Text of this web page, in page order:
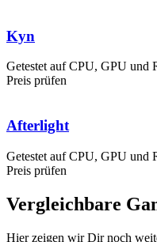
Kyn
Getestet auf CPU, GPU und
Preis prüfen
Afterlight
Getestet auf CPU, GPU und
Preis prüfen
Vergleichbare
Hier zeigen wir Dir noch